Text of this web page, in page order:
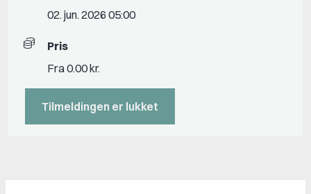
02. jun. 2026 05:00
Pris
Fra 0.00 kr.
Tilmeldingen er lukket